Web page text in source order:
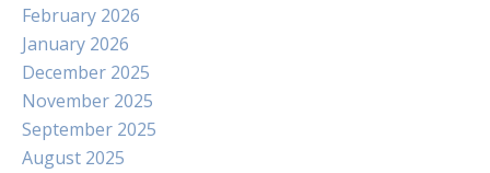
February 2026
January 2026
December 2025
November 2025
September 2025
August 2025